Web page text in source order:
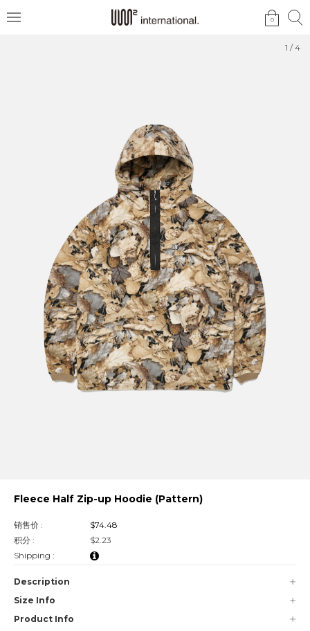
메
검
0
검
1 /4
Fleece Half Zip-up Hoodie (Pattern)
销售价 :
$74.48
积分 :
$2.23
Shipping :
Description
Size Info
Product Info